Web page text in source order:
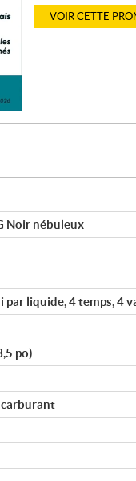
VOIR CETTE
Noir nébuleux
liquide, 4 temps, 4
po)